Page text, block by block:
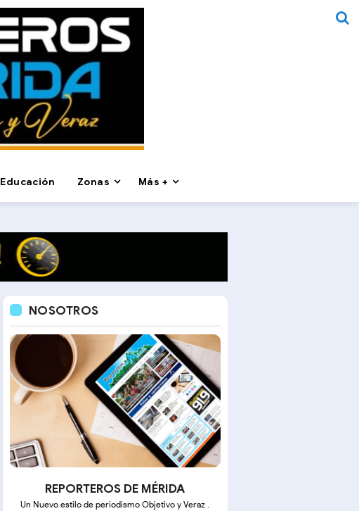
Educación Zonas Más +
NOSOTROS
REPORTEROS DE MÉRIDA
Un Nuevo estilo de periodismo Objetivo y Veraz .